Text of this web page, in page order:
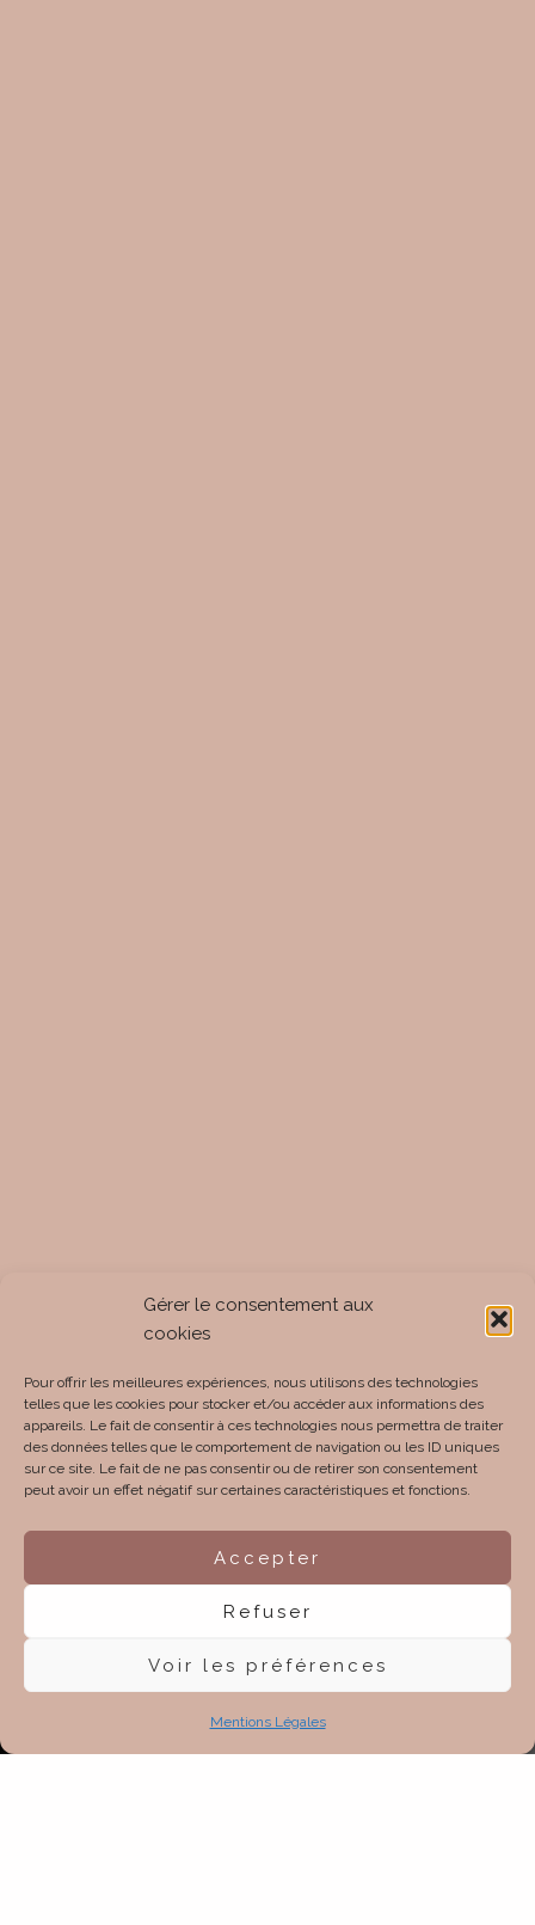
Gérer le consentement aux
cookies
Pour offrir les meilleures expériences, nous utilisons des technologies
telles que les cookies pour stocker et/ou accéder aux informations des
appareils. Le fait de consentir à ces technologies nous permettra de traiter
des données telles que le comportement de navigation ou les ID uniques
sur ce site. Le fait de ne pas consentir ou de retirer son consentement
peut avoir un effet négatif sur certaines caractéristiques et fonctions.
Accepter
Refuser
Voir les préférences
Mentions Légales